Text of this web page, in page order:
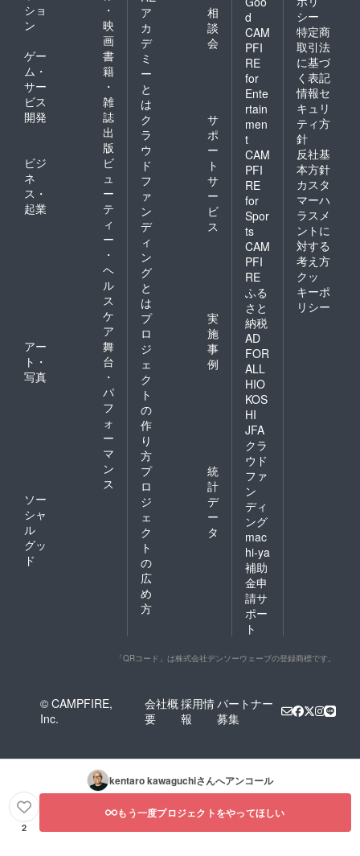
ショ
ン
・
映
画
ゲー
ム・
サー
ビス
開発
書
籍
・
雑
誌
出
版
ビジ
ネ
ス・
起業
ビ
ュ
ー
テ
ィ
ー
・
ヘ
ル
ス
ケ
ア
アー
ト・
写真
舞
台
・
パ
フ
ォ
ー
マ
ン
ス
ソー
シャ
ル
グッ
ド
ア
カ
デ
ミ
ー
と
は
相
談
会
ク
ラ
ウ
ド
フ
ァ
ン
デ
ィ
ン
グ
と
は
サ
ポ
ー
ト
サ
ー
ビ
ス
プ
ロ
ジ
ェ
ク
ト
の
作
り
方
実
施
事
例
プ
ロ
ジ
ェ
ク
ト
の
広
め
方
統
計
デ
ー
タ
d
CAM
PFI
RE
for
Ente
rtain
men
t
CAM
PFI
RE
for
Spor
ts
CAM
PFI
RE
ふる
さと
納税
AD
FOR
ALL
HIO
KOS
HI
JFA
クラ
ウド
ファ
ン
ディ
ング
mac
hi-ya
補助
金申
請サ
ポー
ト
シー
特定商
取引法
に基づ
く表記
情報セ
キュリ
ティ方
針
反社基
本方針
カスタ
マーハ
ラスメ
ントに
対する
考え方
クッ
キーポ
リシー
「QRコード」は株式会社デンソーウェーブの登録商標です。
© CAMPFIRE,
Inc.
会社概
要
採用情
報
パートナー
募集
kentaro kawaguchiさんへアンコール
2
もう一度プロジェクトをやってほしい